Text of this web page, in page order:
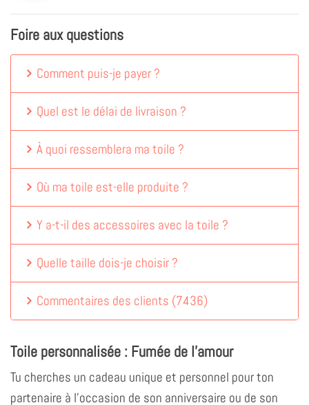
Foire aux questions
Comment puis-je payer ?
Quel est le délai de livraison ?
À quoi ressemblera ma toile ?
Où ma toile est-elle produite ?
Y a-t-il des accessoires avec la toile ?
Quelle taille dois-je choisir ?
Commentaires des clients (7436)
Toile personnalisée : Fumée de l'amour
Tu cherches un cadeau unique et personnel pour ton
partenaire à l'occasion de son anniversaire ou de son